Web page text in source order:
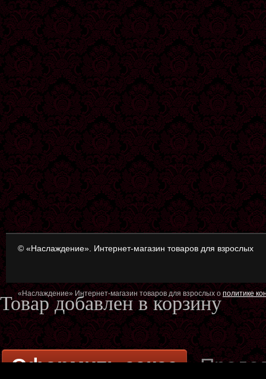
© «Наслаждение». Интернет-магазин товаров для взрослых
«Наслаждение» Интернет-магазин товаров для взрослых ополитике
Товар добавлен в корзину
Оформить заказ